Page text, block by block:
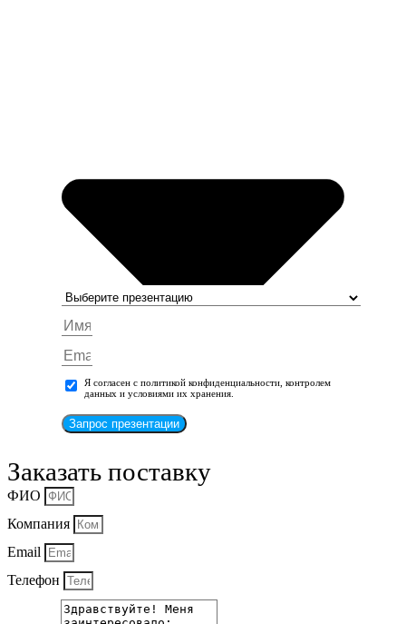
Я согласен с политикой конфиденциальности, контролем
данных и условиями их хранения.
Запрос презентации
Заказать поставку
ФИО
Компания
Email
Телефон